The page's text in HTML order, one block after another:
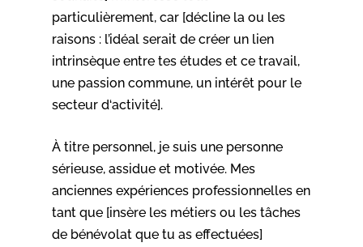
particulièrement, car [décline la ou les
raisons : l’idéal serait de créer un lien
intrinsèque entre tes études et ce travail,
une passion commune, un intérêt pour le
secteur d‘activité].
À titre personnel, je suis une personne
sérieuse, assidue et motivée. Mes
anciennes expériences professionnelles en
tant que [insère les métiers ou les tâches
de bénévolat que tu as effectuées]